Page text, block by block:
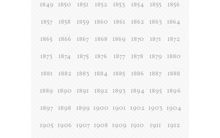
1849 1850 1851 1852 1853 1854 1855
1856
1857
1858 1859 1860 1861 1862 1863
1864
1865
1866 1867 1868 1869 1870 1871
1872
1873
1874 1875 1876 1877 1878 1879
1880
1881
1882 1883 1884 1885 1886 1887
1888
1889
1890 1891 1892 1893 1894 1895
1896
1897
1898 1899 1900 1901 1902 1903 1904
1905 1906 1907 1908 1909 1910 1911
1912